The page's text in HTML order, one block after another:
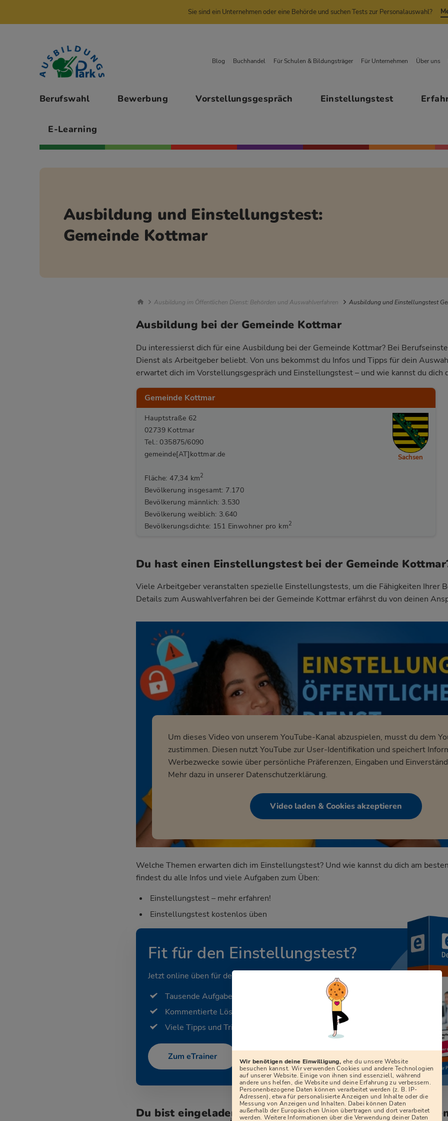
Sie sind ein Unternehmen oder eine Behörde und suchen Tests zur Personalauswahl?
Berufswahl Bewerbung Vorstellungsgespräch Einstellungstest
E-Learning
Blog Buchhandel Für Schulen & Bildungsträger Für Unternehmen Über uns
Ausbildung und Einstellungstest:
Gemeinde Kottmar
Breadcrumb Navigation
Ausbildung im Öffentlichen Dienst: Behörden und Auswahlverfahren Ausbildung und Einstellungstest
Ausbildung bei der Gemeinde Kottmar
Du interessierst dich für eine Ausbildung bei der Gemeinde Kottmar? Bei
Dienst als Arbeitgeber beliebt. Von uns bekommst du Infos und Tipps für dein
erwartet dich im Vorstellungsgespräch und Einstellungstest – und wie kannst du dich
Gemeinde Kottmar
Hauptstraße 62
02739 Kottmar
Tel.: 035875/6090
gemeinde[AT]kottmar.de
Fläche: 47,34 km2
Bevölkerung insgesamt: 7.170
Bevölkerung männlich: 3.530
Bevölkerung weiblich: 3.640
Bevölkerungsdichte: 151 Einwohner pro km2
Sachsen
Du hast einen Einstellungstest bei der Gemeinde
Viele Arbeitgeber veranstalten spezielle Einstellungstests, um die Fähigkeiten Ihrer
Details zum Auswahlverfahren bei der Gemeinde Kottmarerfährst du von deinen
Um dieses Video von unserem YouTube-Kanal abzuspielen, musst du dem
zustimmen. Diesen nutzt YouTube zur User-Identifikation und speichert
Werbezwecke sowie über persönliche Präferenzen, Eingaben und
Mehr dazu in unserer Datenschutzerklärung.
Video laden & Cookies akzeptieren
Welche Themen erwarten dich im Einstellungstest? Und wie kannst du dich am
findest du alle Infos und viele Aufgaben zum Üben:
Einstellungstest – mehr erfahren!
Einstellungstest kostenlos üben
Fit für den Einstellungstest?
Jetzt online üben für deinen Beruf.
Tausende Aufgaben
Kommentierte Lösungen
Viele Tipps und Tricks
Zum eTrainer
Du bist eingeladen zum Vorstellungsgespräch bei der
Wir benötigen deine Einwilligung, ehe du unsere Website
besuchen kannst. Wir verwenden Cookies und andere Technologien
auf unserer Website. Einige von ihnen sind essenziell, während
andere uns helfen, die Website und deine Erfahrung zu verbessern.
Personenbezogene Daten können verarbeitet werden (z. B. IP-
Adressen), etwa für personalisierte Anzeigen und Inhalte oder die
Messung von Anzeigen und Inhalten. Dabei können Daten
außerhalb der Europäischen Union übertragen und dort verarbeitet
werden. Weitere Informationen über die Verwendung deiner Daten